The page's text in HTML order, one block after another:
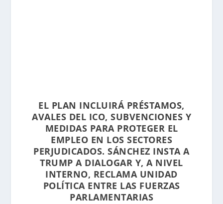
EL PLAN INCLUIRÁ PRÉSTAMOS,
AVALES DEL ICO, SUBVENCIONES Y
MEDIDAS PARA PROTEGER EL
EMPLEO EN LOS SECTORES
PERJUDICADOS. SÁNCHEZ INSTA A
TRUMP A DIALOGAR Y, A NIVEL
INTERNO, RECLAMA UNIDAD
POLÍTICA ENTRE LAS FUERZAS
PARLAMENTARIAS